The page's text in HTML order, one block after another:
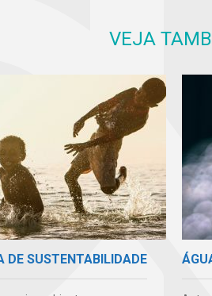
VEJA
DE SUSTENTABILIDADE